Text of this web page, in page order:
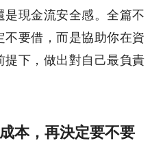
是現金流安全感。全篇不
要借，而是協助你在資
下，做出對自己最負責
本，再決定要不要